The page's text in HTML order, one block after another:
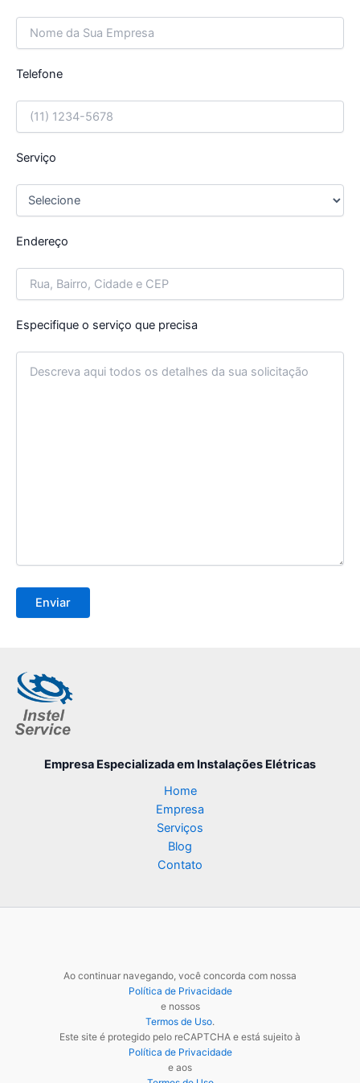
Telefone
Serviço
Endereço
Especifique o serviço que precisa
Empresa Especializadaem Instalações Elétricas
Home
Empresa
Serviços
Blog
Contato
Ao continuar navegando, você concorda com nossa
Política de Privacidade
e nossos
Termos de Uso.
Este site é protegido pelo reCAPTCHA e está sujeito à
Política de Privacidade
e aos